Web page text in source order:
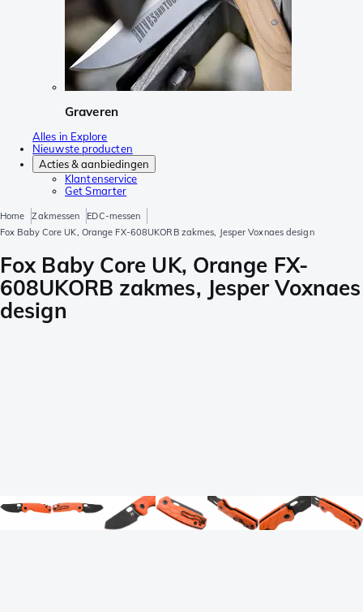
Graveren
Alles in Explore
Nieuwste producten
Acties & aanbiedingen
Klantenservice
Get Smarter
Home Zakmessen
EDC-messen
Fox Baby Core UK, Orange FX-608UKORB zakmes, Jesper Voxnaes design
Fox Baby Core UK, Orange FX-
608UKORB zakmes, Jesper Voxnaes
design